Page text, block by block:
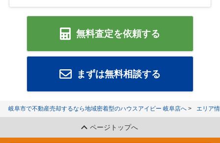
無料査定を依頼する
まずは無料相談する
岐阜市で不動産売却するなら地域密着型のハウスアイビー 岐阜店へ エリア
ページトップへ